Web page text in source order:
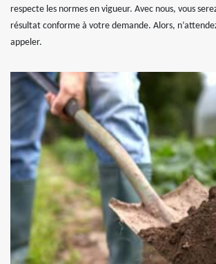
respecte les normes en vigueur. Avec nous, vous
résultat conforme à votre demande. Alors,
appeler.